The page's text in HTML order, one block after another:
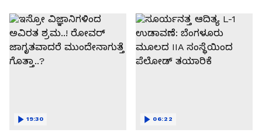
19:30 06:22